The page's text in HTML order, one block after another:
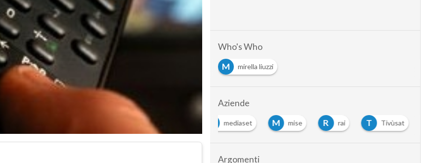
Who's Who
M
mirella liuzzi
Aziende
mediaset M mise R rai T Tivùsat
Argomenti